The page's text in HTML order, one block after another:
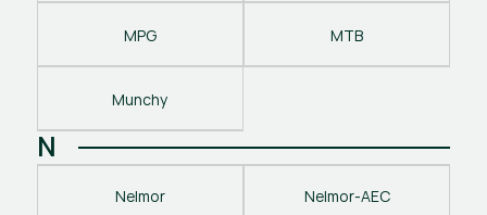
MPG MTB
Munchy
N
Nelmor Nelmor-AEC